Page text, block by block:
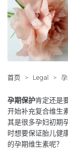
首页 > Legal >
孕期保护肯定还是
开始补充复合维生
其是很多孕妇初期
时想要保证胎儿健
的孕期维生素呢？